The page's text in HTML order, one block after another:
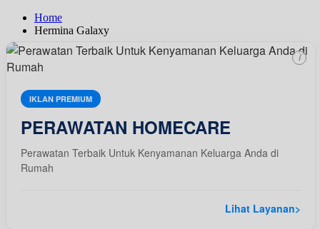
Home
Hermina Galaxy
IKLAN PREMIUM
PERAWATAN HOMECARE
Perawatan Terbaik Untuk Kenyamanan Keluarga Anda di
Rumah
Lihat Layanan>
i